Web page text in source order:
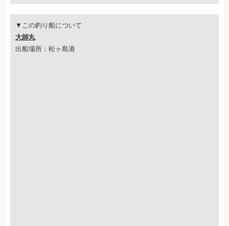
▼この釣り船について
大師丸
出船場所：松ヶ島港